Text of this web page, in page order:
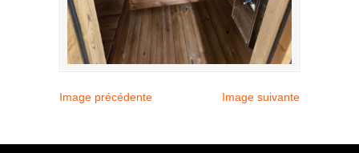
Image précédente Image suivante